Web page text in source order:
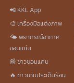
📲 KKL App
🎨 เครื่องมือแต่งภาพ
🌤️ พยากรณ์อากาศ
ขอนแก่น
📰 ข่าวขอนแก่น
🔥 ข่าวเด่นประเด็นร้อน